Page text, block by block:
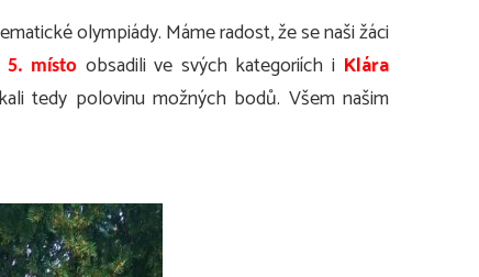
olympiády. Máme radost, že se naši žáci
5. místo obsadili ve svých kategoriích i Klára
tedy polovinu možných bodů. Všem našim